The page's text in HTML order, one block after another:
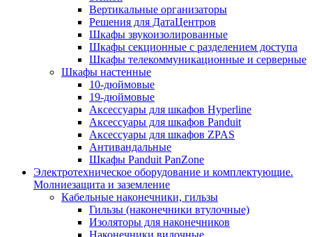
Вертикальные организаторы
Решения для ДатаЦентров
Шкафы звукоизолированные
Шкафы секционные с разделением доступа
Шкафы телекоммуникационные и серверные
Шкафы настенные
10-дюймовые
19-дюймовые
Аксессуары для шкафов Hyperline
Аксессуары для шкафов Panduit
Аксессуары для шкафов ZPAS
Антивандальные
Шкафы Panduit PanZone
Электротехническое оборудование и комплектующие.
Молниезащита и заземление
Кабельные наконечники, гильзы
Гильзы (наконечники втулочные)
Изоляторы для наконечников
Наконечники вилочные